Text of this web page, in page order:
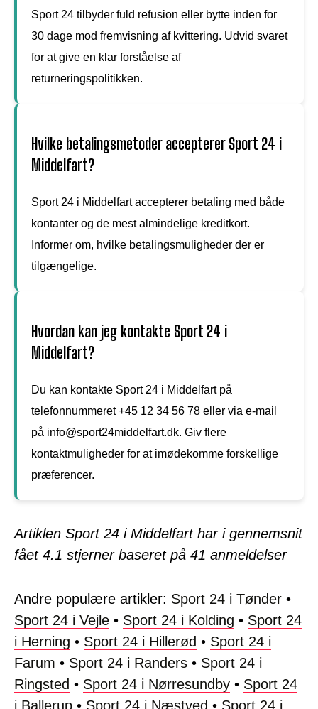
Sport 24 tilbyder fuld refusion eller bytte inden for
30 dage mod fremvisning af kvittering. Udvid svaret
for at give en klar forståelse af
returneringspolitikken.
Hvilke betalingsmetoder accepterer Sport 24 i
Middelfart?
Sport 24 i Middelfart accepterer betaling med både
kontanter og de mest almindelige kreditkort.
Informer om, hvilke betalingsmuligheder der er
tilgængelige.
Hvordan kan jeg kontakte Sport 24 i
Middelfart?
Du kan kontakte Sport 24 i Middelfart på
telefonnummeret +45 12 34 56 78 eller via e-mail
på info@sport24middelfart.dk. Giv flere
kontaktmuligheder for at imødekomme forskellige
præferencer.
Artiklen Sport 24 i Middelfart har i gennemsnit
fået 4.1 stjerner baseret på 41 anmeldelser
Andre populære artikler: Sport 24 i Tønder •
Sport 24 i Vejle • Sport 24 i Kolding • Sport 24
i Herning • Sport 24 i Hillerød • Sport 24 i
Farum • Sport 24 i Randers • Sport 24 i
Ringsted • Sport 24 i Nørresundby • Sport 24
i Ballerup • Sport 24 i Næstved • Sport 24 i